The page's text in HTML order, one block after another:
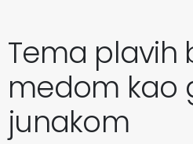
Tema plavih
medom kao
junakom